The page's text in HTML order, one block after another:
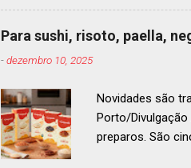
contínua que a
parceira
para cada tipo
Para sushi, risoto, paella,
-dezembro 10, 2025
Novidades são
Porto/
preparos. São